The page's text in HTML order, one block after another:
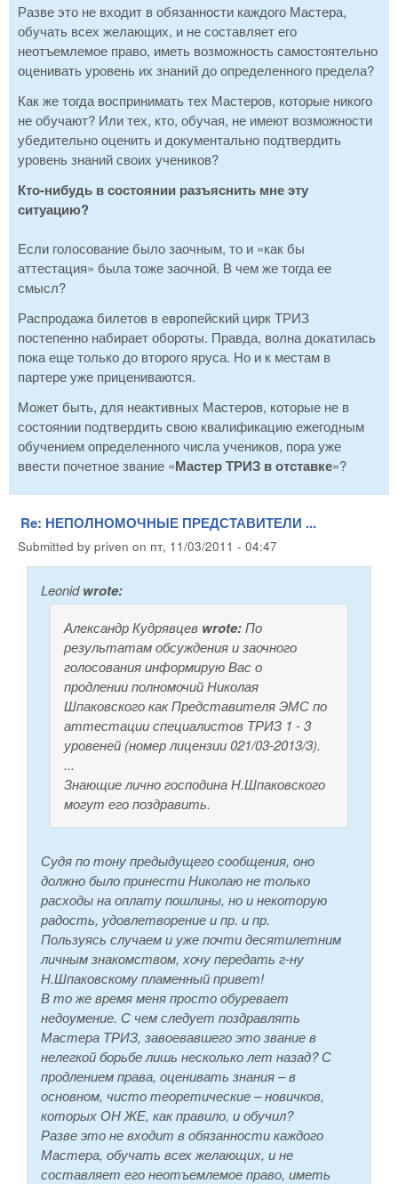
Разве это не входит в обязанности каждого Мастера,
обучать всех желающих, и не составляет его
неотъемлемое право, иметь возможность самостоятельно
оценивать уровень их знаний до определенного предела?
Как же тогда воспринимать тех Мастеров, которые никого
не обучают? Или тех, кто, обучая, не имеют возможности
убедительно оценить и документально подтвердить
уровень знаний своих учеников?
Кто-нибудь в состоянии разъяснить мне эту
ситуацию?
Если голосование было заочным, то и «как бы
аттестация» была тоже заочной. В чем же тогда ее
смысл?
Распродажа билетов в европейский цирк ТРИЗ
постепенно набирает обороты. Правда, волна докатилась
пока еще только до второго яруса. Но и к местам в
партере уже прицениваются.
Может быть, для неактивных Мастеров, которые не в
состоянии подтвердить свою квалификацию ежегодным
обучением определенного числа учеников, пора уже
ввести почетное звание «Мастер ТРИЗ в отставке»?
Re: НЕПОЛНОМОЧНЫЕ ПРЕДСТАВИТЕЛИ ...
Submitted by priven on пт, 11/03/2011 - 04:47
Leonidwrote:
Александр Кудрявцев wrote:По
результатам обсуждения и заочного
голосования информирую Вас о
продлении полномочий Николая
Шпаковского как Представителя ЭМС по
аттестации специалистов ТРИЗ 1 - 3
уровеней (номер лицензии 021/03-2013/3).
...
Знающие лично господина Н.Шпаковского
могут его поздравить.
Судя по тону предыдущего сообщения, оно
должно было принести Николаю не только
расходы на оплату пошлины, но и некоторую
радость, удовлетворение и пр. и пр.
Пользуясь случаем и уже почти десятилетним
личным знакомством, хочу передать г-ну
Н.Шпаковскому пламенный привет!
В то же время меня просто обуревает
недоумение. С чем следует поздравлять
Мастера ТРИЗ, завоевавшего это звание в
нелегкой борьбе лишь несколько лет назад? С
продлением права, оценивать знания – в
основном, чисто теоретические – новичков,
которых ОН ЖЕ, как правило, и обучил?
Разве это не входит в обязанности каждого
Мастера, обучать всех желающих, и не
составляет его неотъемлемое право, иметь